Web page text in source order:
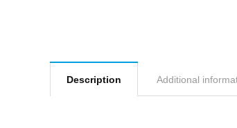
Description Additional